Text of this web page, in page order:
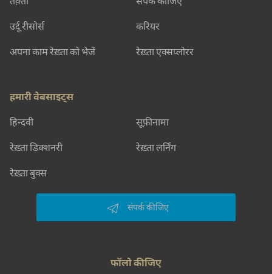
उर्दू रीसोर्स
अपना काम रेख़्ता को भेजें
करियर
रेख़्ता एक्सप्लोरर
हमारी वेबसाइट्स
हिन्दवी सूफ़ीनामा
रेख़्ता डिक्शनरी रेख़्ता लर्निंग
रेख़्ता बुक्स
संपर्क कीजिए
फॉलो कीजिए